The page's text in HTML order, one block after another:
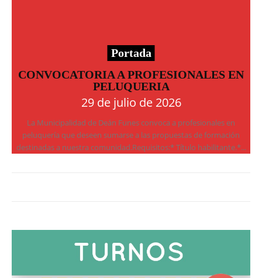
Portada
CONVOCATORIA A PROFESIONALES EN
PELUQUERIA
29 de julio de 2026
La Municipalidad de Deán Funes convoca a profesionales en
peluquería que deseen sumarse a las propuestas de formación
destinadas a nuestra comunidad.Requisitos:* Título habilitante.*...